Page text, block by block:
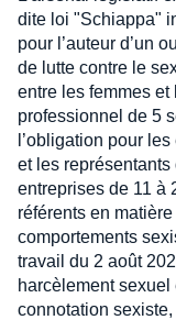
dite loi "Schiappa"
pour l’auteur d’un
de lutte contre le
entre les femmes
professionnel de 5
l’obligation pour
et les
entreprises de 11 à
référents en
comportements
travail du 2 août
harcèlement
connotation